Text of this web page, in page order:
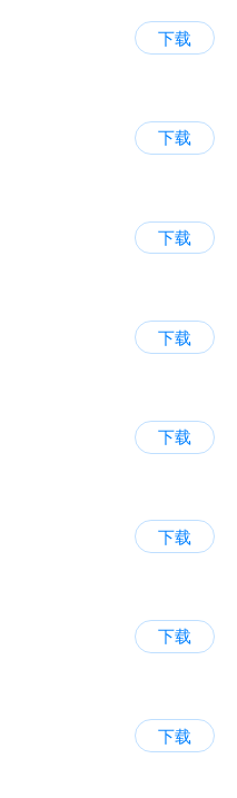
下载
下载
下载
下载
下载
下载
下载
下载